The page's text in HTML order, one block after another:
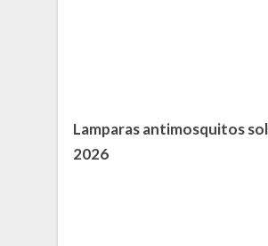
Lamparas antimosquitos
2026